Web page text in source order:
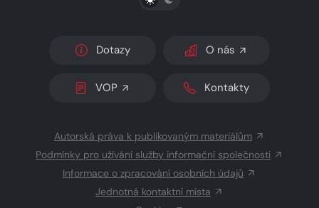
Dotazy O nás
VOP Kontakty
Autorská práva k publikovaným materiálům
Podmínky pro užívání služby informační společnosti
Informace o zpracování osobních údajů
Jednotná kontaktní místa